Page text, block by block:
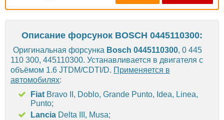
Описание форсунок BOSCH 0445110300:
Оригинальная форсунка Bosch 0445110300, 0 445
110 300, 445110300. Устанавливается в двигателя с
объёмом 1.6 JTDM/CDTI/D. Применяется в
автомобилях:
Fiat Bravo II, Doblo, Grande Punto, Idea, Linea,
Punto;
Lancia Delta III, Musa;